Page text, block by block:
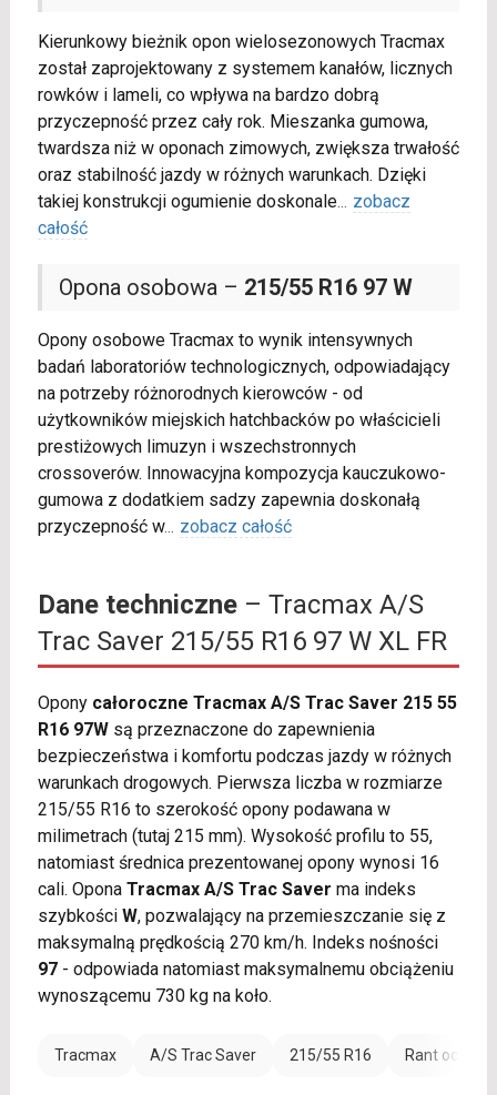
Kierunkowy bieżnik opon wielosezonowych Tracmax
został zaprojektowany z systemem kanałów, licznych
rowków i lameli, co wpływa na bardzo dobrą
przyczepność przez cały rok. Mieszanka gumowa,
twardsza niż w oponach zimowych, zwiększa trwałość
oraz stabilność jazdy w różnych warunkach. Dzięki
takiej konstrukcji ogumienie doskonale... zobacz
całość
Opona osobowa – 215/55 R16 97 W
Opony osobowe Tracmax to wynik intensywnych
badań laboratoriów technologicznych, odpowiadający
na potrzeby różnorodnych kierowców - od
użytkowników miejskich hatchbacków po właścicieli
prestiżowych limuzyn i wszechstronnych
crossoverów. Innowacyjna kompozycja kauczukowo-
gumowa z dodatkiem sadzy zapewnia doskonałą
przyczepność w... zobacz całość
Dane techniczne– Tracmax A/S
Trac Saver 215/55 R16 97 W XL FR
Opony całoroczne Tracmax A/S Trac Saver 215 55
R16 97Wsą przeznaczone do zapewnienia
bezpieczeństwa i komfortu podczas jazdy w różnych
warunkach drogowych. Pierwsza liczba w rozmiarze
215/55 R16 to szerokość opony podawana w
milimetrach (tutaj 215 mm). Wysokość profilu to 55,
natomiast średnica prezentowanej opony wynosi 16
cali. Opona Tracmax A/S Trac Saver ma indeks
szybkości W, pozwalający na przemieszczanie się z
maksymalną prędkością 270 km/h. Indeks nośności
97- odpowiada natomiast maksymalnemu obciążeniu
wynoszącemu 730 kg na koło.
Tracmax A/S Trac Saver 215/55 R16 Rant